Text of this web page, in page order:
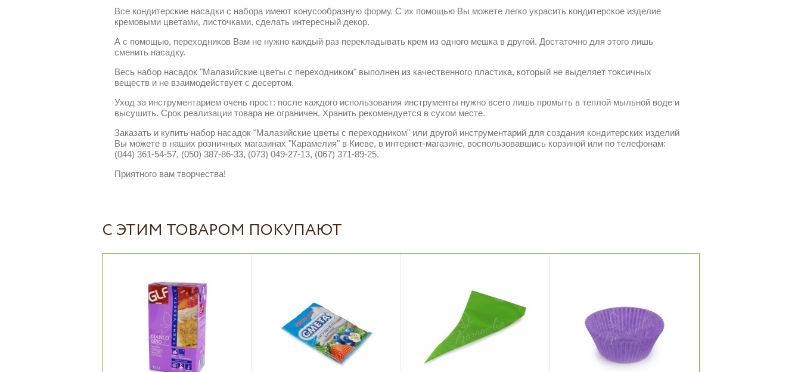
Все кондитерские насадки с набора имеют конусообразную форму. С их помощью Вы можете легко украсить кондитерское изделие
кремовыми цветами, листочками, сделать интересный декор.
А с помощью, переходников Вам не нужно каждый раз перекладывать крем из одного мешка в другой. Достаточно для этого лишь
сменить насадку.
Весь набор насадок "Малазийские цветы с переходником" выполнен из качественного пластика, который не выделяет токсичных
веществ и не взаимодействует с десертом.
Уход за инструментарием очень прост: после каждого использования инструменты нужно всего лишь промыть в теплой мыльной воде и
высушить. Срок реализации товара не ограничен. Хранить рекомендуется в сухом месте.
Заказать и купить набор насадок "Малазийские цветы с переходником" или другой инструментарий для создания кондитерских изделий
Вы можете в наших розничных магазинах "Карамелия" в Киеве, в интернет-магазине, воспользовавшись корзиной или по телефонам:
(044) 361-54-57, (050) 387-86-33, (073) 049-27-13, (067) 371-89-25.
Приятного вам творчества!
С ЭТИМ ТОВАРОМ ПОКУПАЮТ